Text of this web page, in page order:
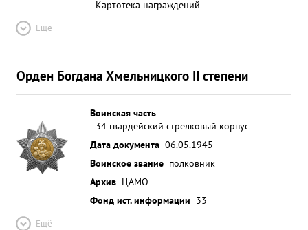
Картотека награждений
Ещё
Орден Богдана Хмельницкого II степени
Воинская часть
34 гвардейский стрелковый корпус
Дата документа 06.05.1945
Воинское звание полковник
Архив ЦАМО
Фонд ист. информации 33
Ещё